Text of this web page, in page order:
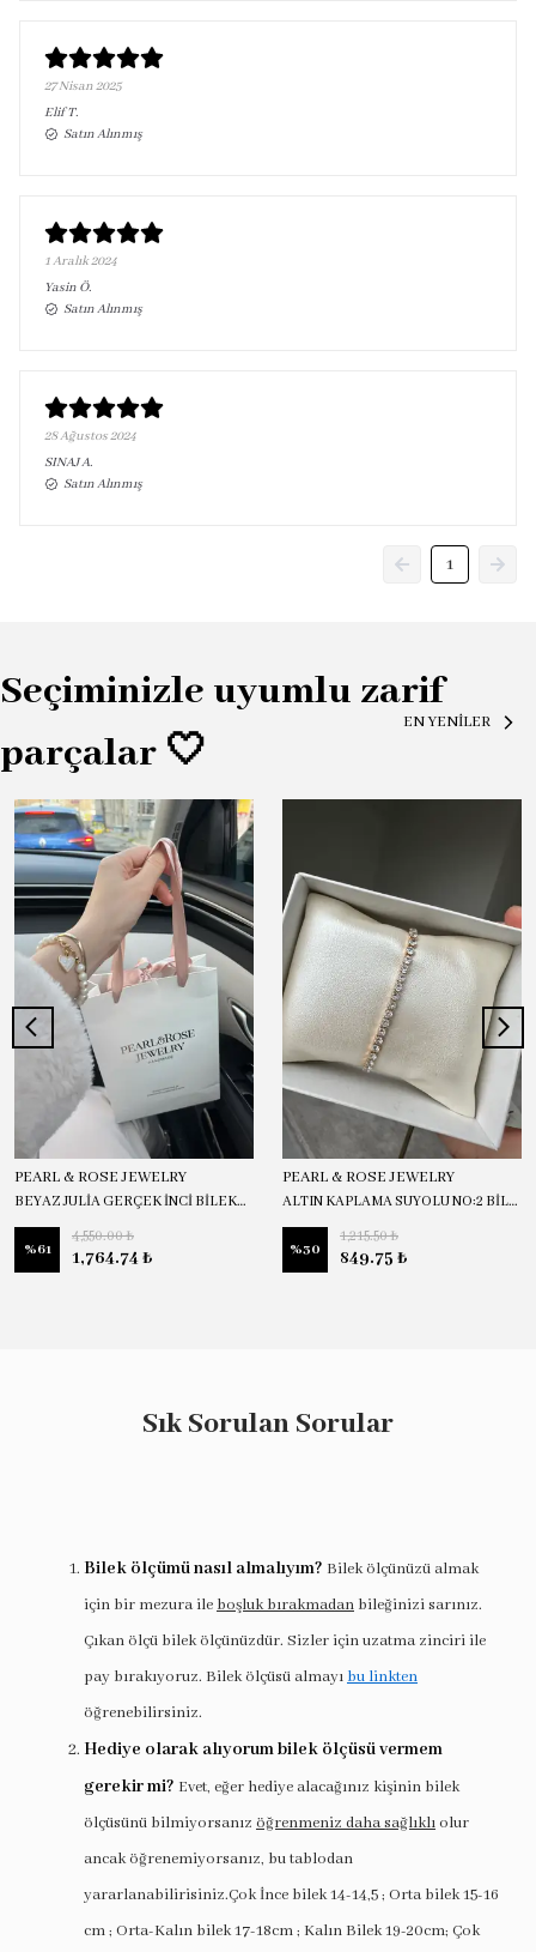
27 Nisan 2025
Elif T.
Satın Alınmış
1 Aralık 2024
Yasin Ö.
Satın Alınmış
28 Ağustos 2024
SINAJA.
Satın Alınmış
1
Seçiminizle uyumlu zarif
parçalar 🤍
EN YENİLER
PEARL & ROSE JEWELRY
BEYAZ JULİA GERÇEK İNCİ BİLEKLİK
%61
4,550.00 ₺
1,764.74 ₺
PEARL & ROSE JEWELRY
ALTIN KAPLAMA SUYOLU NO:2 BİLEKLİK
%30
1,215.50 ₺
849.75 ₺
Sık Sorulan Sorular
Bilek ölçümü nasıl almalıyım? Bilek ölçünüzü almak
için bir mezura ile boşluk bırakmadan bileğinizi sarınız.
Çıkan ölçü bilek ölçünüzdür. Sizler için uzatma zinciri ile
pay bırakıyoruz. Bilek ölçüsü almayı bu linkten
öğrenebilirsiniz.
Hediye olarak alıyorum bilek ölçüsü vermem
gerekir mi? Evet, eğer hediye alacağınız kişinin bilek
ölçüsünü bilmiyorsanız öğrenmeniz daha sağlıklı olur
ancak öğrenemiyorsanız, bu tablodan
yararlanabilirisiniz.Çok İnce bilek 14-14,5 ; Orta bilek 15-16
cm ; Orta-Kalın bilek 17-18cm ; Kalın Bilek 19-20cm; Çok